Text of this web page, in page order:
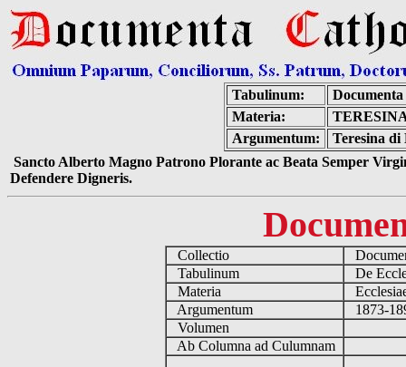
Tabulinum:
Materia:
Argumentum:
Teresina di
Sancto Alberto Magno Patrono Plorante ac Beata Semper
Defendere Digneris.
Collectio
Tabulinum
De
Materia
Argumentum
1873-
Volumen
Ab Columna ad Culumnam